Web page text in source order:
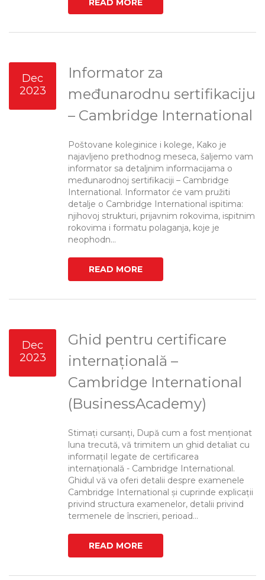
READ MORE
Dec
2023
Informator za
međunarodnu sertifikaciju
– Cambridge International
Poštovane koleginice i kolege, Kako je
najavljeno prethodnog meseca, šaljemo vam
informator sa detaljnim informacijama o
međunarodnoj sertifikaciji – Cambridge
International. Informator će vam pružiti
detalje o Cambridge International ispitima:
njihovoj strukturi, prijavnim rokovima, ispitnim
rokovima i formatu polaganja, koje je
neophodn...
READ MORE
Dec
2023
Ghid pentru certificare
internațională –
Cambridge International
(BusinessAcademy)
Stimați cursanți, După cum a fost menționat
luna trecută, vă trimitem un ghid detaliat cu
informațiI legate de certificarea
internațională - Cambridge International.
Ghidul vă va oferi detalii despre examenele
Cambridge International și cuprinde explicații
privind structura examenelor, detalii privind
termenele de înscrieri, perioad...
READ MORE